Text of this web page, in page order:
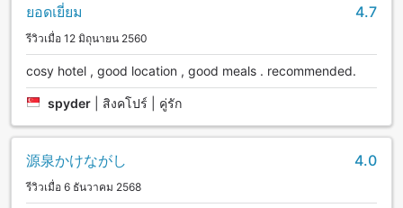
ยอดเยี่ยม 4.7
รีวิวเมื่อ 12 มิถุนายน 2560
cosy hotel , good location , good meals . recommended.
spyder สิงคโปร์ | คู่รัก
源泉かけながし 4.0
รีวิวเมื่อ 6 ธันวาคม 2568